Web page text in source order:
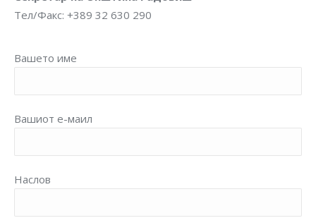
Тел/Факс: +389 32 630 290
Вашето име
Вашиот е-маил
Наслов